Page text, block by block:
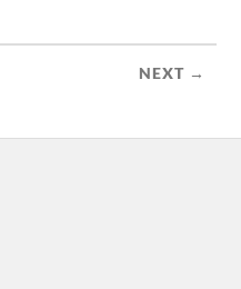
NEXT →